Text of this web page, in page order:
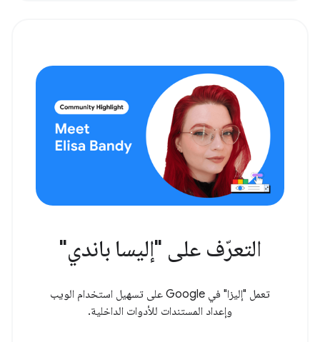
التعرّف على "إليسا باندي"
تعمل "إليزا" في Google على تسهيل استخدام الويب
وإعداد المستندات للأدوات الداخلية.